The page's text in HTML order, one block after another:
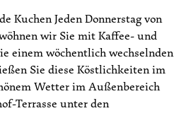
Kuchen Jeden Donnerstag von
wir Sie mit Kaffee- und
einem wöchentlich wechselnden
Sie diese Köstlichkeiten im
Wetter im Außenbereich
Terrasse unter den